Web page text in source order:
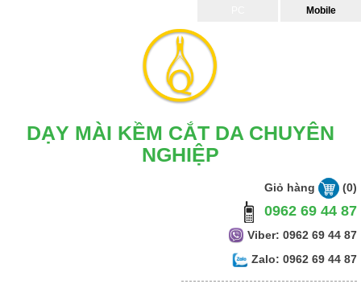
Mobile
DẠY MÀI KỀM CẮT DA CHUYÊN
NGHIỆP
Giỏ hàng (0)
0962 69 44 87
Viber: 0962 69 44 87
Zalo: 0962 69 44 87